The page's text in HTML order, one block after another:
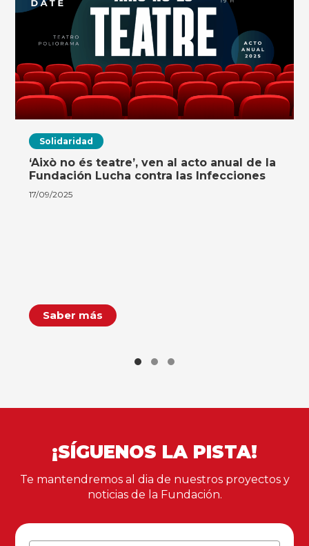
Solidaridad
‘Això no és teatre’, ven al acto anual de la
Fundación Lucha contra las Infecciones
17/09/2025
Saber más
¡SÍGUENOS LA PISTA!
Te mantendremos al dia de nuestros proyectos y
noticias de la Fundación.